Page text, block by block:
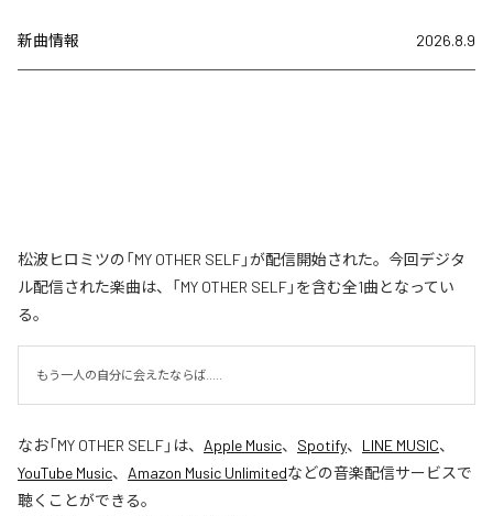
新曲情報 2026.8.9
松波ヒロミツの「MY OTHER SELF」が配信開始された。今回デジタ
ル配信された楽曲は、「MY OTHER SELF」を含む全1曲となってい
る。
もう一人の自分に会えたならば.....
なお「MY OTHER SELF」は、 Apple Music、 Spotify、 LINE MUSIC、
YouTube Music、 Amazon Music Unlimitedなどの音楽配信サービスで
聴くことができる。